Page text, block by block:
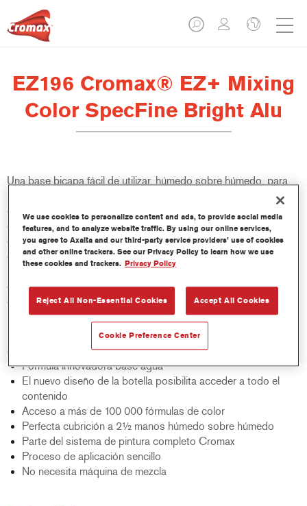
EZ196 Cromax® EZ+ Mixing
Color SpecFine Bright Alu
Una base bicapa fácil de utilizar, húmedo sobre húmedo, para
un excelente rendimiento de color, versatilidad y valor. Buena
cubrición, fácil difuminado y excelente control del efecto hacen
que todas las reparaciones sean más fáciles y rápidas. También
ofrece acceso a una base de datos constantemente actualizada
de más de 100 000 fórmulas de colores sólidos, metalizados y
perlados. Y sus innovadoras botellas comprimibles aseguran
dosis más precisas y minimizan el desperdicio. Cromax EZ+ es
el nuevo estándar para el rendimiento y la eficacia de una base
bicapa al agua.
Características del producto
Fórmula innovadora base agua
El nuevo diseño de la botella posibilita acceder a todo el
contenido
Acceso a más de 100 000 fórmulas de color
Perfecta cubrición a 2½ manos húmedo sobre húmedo
Parte del sistema de pintura completo Cromax
Proceso de aplicación sencillo
No necesita máquina de mezcla
We use cookies to personalize content and ads, to provide social media
features, and to analyze website traffic. By using our online services,
you agree to Axalta and our third-party service providers’ use of cookies
and other online trackers. See our Privacy Policy to learn how we use
these cookies and trackers. Privacy Policy
Reject All Non-Essential Cookies Accept All Cookies
Cookie Preference Center